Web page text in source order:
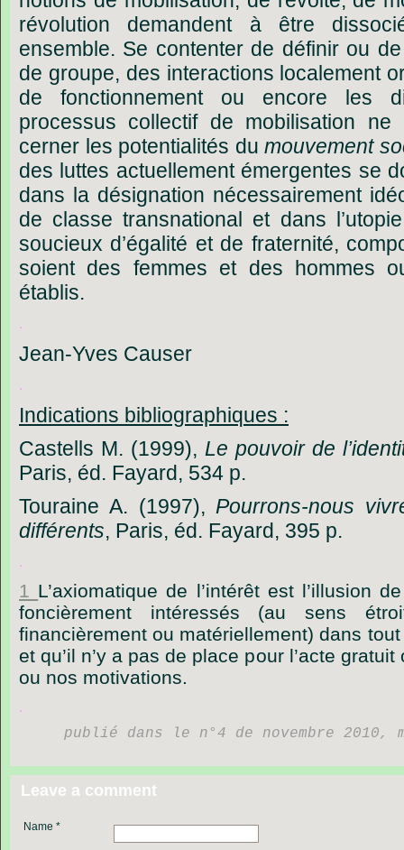
révolution
demandent à être
ensemble. Se contenter de définir ou de
de groupe, des interactions localement
de
fonctionnement ou encore les
processus collectif de mobilisation ne
cerner les potentialités du mouvement
des luttes actuellement émergentes se
dans
la désignation nécessairement
de classe transnational et dans
l’utopie
soucieux d’égalité et de fraternité,
soient des femmes et des hommes
établis.
.
Jean-Yves Causer
.
Indications bibliographiques :
Castells M. (1999), Le pouvoir de l’
Paris, éd. Fayard, 534 p.
Touraine A. (1997), Pourrons-nous
différents, Paris, éd. Fayard, 395 p.
.
1 L’axiomatique de l’intérêt est l’illusion
foncièrement intéressés (au sens
financièrement ou matériellement) dans
et qu’il n’y a pas de place pour l’acte
ou nos motivations.
.
publié dans le n°4 de novembre
Leave a comment
Name *